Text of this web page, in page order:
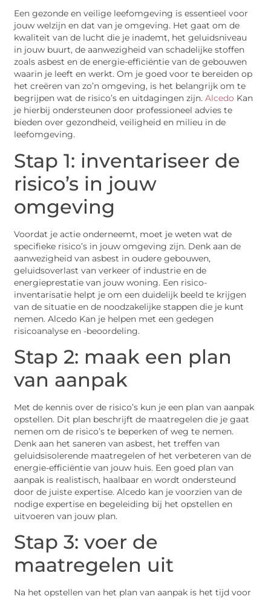
Een gezonde en veilige leefomgeving is essentieel voor
jouw welzijn en dat van je omgeving. Het gaat om de
kwaliteit van de lucht die je inademt, het geluidsniveau
in jouw buurt, de aanwezigheid van schadelijke stoffen
zoals asbest en de energie-efficiëntie van de gebouwen
waarin je leeft en werkt. Om je goed voor te bereiden op
het creëren van zo’n omgeving, is het belangrijk om te
begrijpen wat de risico’s en uitdagingen zijn.Alcedo Kan
je hierbij ondersteunen door professioneel advies te
bieden over gezondheid, veiligheid en milieu in de
leefomgeving.
Stap 1: inventariseer de
risico’s in jouw
omgeving
Voordat je actie onderneemt, moet je weten wat de
specifieke risico’s in jouw omgeving zijn. Denk aan de
aanwezigheid van asbest in oudere gebouwen,
geluidsoverlast van verkeer of industrie en de
energieprestatie van jouw woning. Een risico-
inventarisatie helpt je om een duidelijk beeld te krijgen
van de situatie en de noodzakelijke stappen die je kunt
nemen. Alcedo Kan je helpen met een gedegen
risicoanalyse en -beoordeling.
Stap 2: maak een plan
van aanpak
Met de kennis over de risico’s kun je een plan van aanpak
opstellen. Dit plan beschrijft de maatregelen die je gaat
nemen om de risico’s te beperken of weg te nemen.
Denk aan het saneren van asbest, het treffen van
geluidsisolerende maatregelen of het verbeteren van de
energie-efficiëntie van jouw huis. Een goed plan van
aanpak is realistisch, haalbaar en wordt ondersteund
door de juiste expertise. Alcedo kan je voorzien van de
nodige expertise en begeleiding bij het opstellen en
uitvoeren van jouw plan.
Stap 3: voer de
maatregelen uit
Na het opstellen van het plan van aanpak is het tijd voor